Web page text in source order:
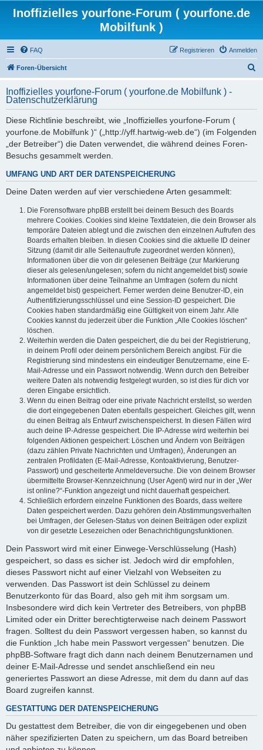
Inoffizielles yourfone-Forum ( yourfone.de
Mobilfunk )
FAQ Anmelden
Registrieren
Foren-Übersicht
h
Inoffizielles yourfone-Forum ( yourfone.de Mobilfunk ) -
Datenschutzerklärung
Diese Richtlinie beschreibt, wie „Inoffizielles yourfone-Forum (
yourfone.de Mobilfunk )“ („http://yff.hartwig-web.de“) (im Folgenden
„der Betreiber“) die Daten verwendet, die während deines Foren-
Besuchs gesammelt werden.
UMFANG UND ART DER DATENSPEICHERUNG
Deine Daten werden auf vier verschiedene Arten gesammelt:
Die Forensoftware phpBB erstellt bei deinem Besuch des Boards
mehrere Cookies. Cookies sind kleine Textdateien, die dein Browser als
temporäre Dateien ablegt und die zwischen den einzelnen Aufrufen des
Boards erhalten bleiben. In diesen Cookies sind die aktuelle ID deiner
Sitzung (damit dir alle Seitenaufrufe zugeordnet werden können),
Informationen über die von dir gelesenen Beiträge (zur Markierung
dieser als gelesen/ungelesen; sofern du nicht angemeldet bist) sowie
Informationen über deine Teilnahme an Umfragen (sofern du nicht
angemeldet bist) gespeichert. Ferner werden deine Benutzer-ID, ein
Authentifizierungsschlüssel und eine Session-ID gespeichert. Die
Cookies haben standardmäßig eine Gültigkeit von einem Jahr. Alle
Cookies kannst du jederzeit über die Funktion „Alle Cookies löschen“
löschen.
Weiterhin werden die Daten gespeichert, die du bei der Registrierung,
in deinem Profil oder deinem persönlichem Bereich angibst. Für die
Registrierung sind mindestens ein eindeutiger Benutzername, eine E-
Mail-Adresse und ein Passwort notwendig. Wenn durch den Betreiber
weitere Daten als notwendig festgelegt wurden, so ist dies für dich vor
deren Eingabe ersichtlich.
Wenn du einen Beitrag oder eine private Nachricht erstellst, so werden
die dort eingegebenen Daten ebenfalls gespeichert. Gleiches gilt, wenn
du einen Beitrag als Entwurf zwischenspeicherst. In diesen Fällen wird
auch deine IP-Adresse gespeichert. Die IP-Adresse wird weiterhin bei
folgenden Aktionen gespeichert: Löschen und Ändern von Beiträgen
(dazu zählen Private Nachrichten und Umfragen), Änderungen an
zentralen Profildaten (E-Mail-Adresse, Kontoaktivierung, Benutzer-
Passwort) und gescheiterte Anmeldeversuche. Die von deinem Browser
übermittelte Browser-Kennzeichnung (User Agent) wird nur in der „Wer
ist online?“-Funktion angezeigt und nicht dauerhaft gespeichert.
Schließlich erfordern einzelne Funktionen des Boards, dass weitere
Daten gespeichert werden. Dazu gehören dein Abstimmungsverhalten
bei Umfragen, der Gelesen-Status von deinen Beiträgen oder explizit
von dir gesetzte Lesezeichen oder Benachrichtigungsfunktionen.
Dein Passwort wird mit einer Einwege-Verschlüsselung (Hash)
gespeichert, so dass es sicher ist. Jedoch wird dir empfohlen,
dieses Passwort nicht auf einer Vielzahl von Webseiten zu
verwenden. Das Passwort ist dein Schlüssel zu deinem
Benutzerkonto für das Board, also geh mit ihm sorgsam um.
Insbesondere wird dich kein Vertreter des Betreibers, von phpBB
Limited oder ein Dritter berechtigterweise nach deinem Passwort
fragen. Solltest du dein Passwort vergessen haben, so kannst du
die Funktion „Ich habe mein Passwort vergessen“ benutzen. Die
phpBB-Software fragt dich dann nach deinem Benutzernamen und
deiner E-Mail-Adresse und sendet anschließend ein neu
generiertes Passwort an diese Adresse, mit dem du dann auf das
Board zugreifen kannst.
GESTATTUNG DER DATENSPEICHERUNG
Du gestattest dem Betreiber, die von dir eingegebenen und oben
näher spezifizierten Daten zu speichern, um das Board betreiben